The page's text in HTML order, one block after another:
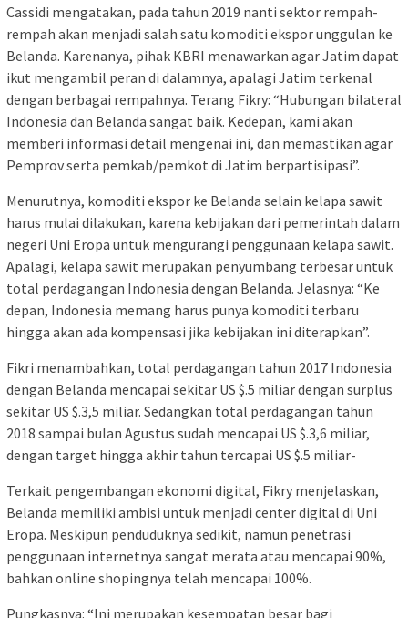
Cassidi mengatakan, pada tahun 2019 nanti sektor rempah-
rempah akan menjadi salah satu komoditi ekspor unggulan ke
Belanda. Karenanya, pihak KBRI menawarkan agar Jatim dapat
ikut mengambil peran di dalamnya, apalagi Jatim terkenal
dengan berbagai rempahnya. Terang Fikry: “Hubungan bilateral
Indonesia dan Belanda sangat baik. Kedepan, kami akan
memberi informasi detail mengenai ini, dan memastikan agar
Pemprov serta pemkab/pemkot di Jatim berpartisipasi”.
Menurutnya, komoditi ekspor ke Belanda selain kelapa sawit
harus mulai dilakukan, karena kebijakan dari pemerintah dalam
negeri Uni Eropa untuk mengurangi penggunaan kelapa sawit.
Apalagi, kelapa sawit merupakan penyumbang terbesar untuk
total perdagangan Indonesia dengan Belanda. Jelasnya: “Ke
depan, Indonesia memang harus punya komoditi terbaru
hingga akan ada kompensasi jika kebijakan ini diterapkan”.
Fikri menambahkan, total perdagangan tahun 2017 Indonesia
dengan Belanda mencapai sekitar US $.5 miliar dengan surplus
sekitar US $.3,5 miliar. Sedangkan total perdagangan tahun
2018 sampai bulan Agustus sudah mencapai US $.3,6 miliar,
dengan target hingga akhir tahun tercapai US $.5 miliar-
Terkait pengembangan ekonomi digital, Fikry menjelaskan,
Belanda memiliki ambisi untuk menjadi center digital di Uni
Eropa. Meskipun penduduknya sedikit, namun penetrasi
penggunaan internetnya sangat merata atau mencapai 90%,
bahkan online shopingnya telah mencapai 100%.
Pungkasnya: “Ini merupakan kesempatan besar bagi